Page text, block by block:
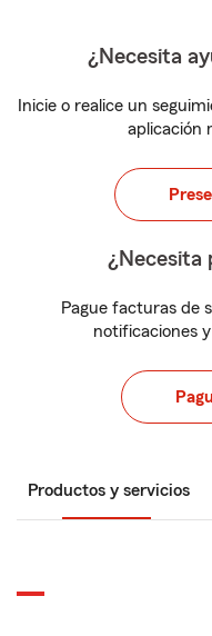
¿Necesita
Inicie o realice un
aplicación
¿Necesita
Pague facturas de
notificaciones
Productos y servicios